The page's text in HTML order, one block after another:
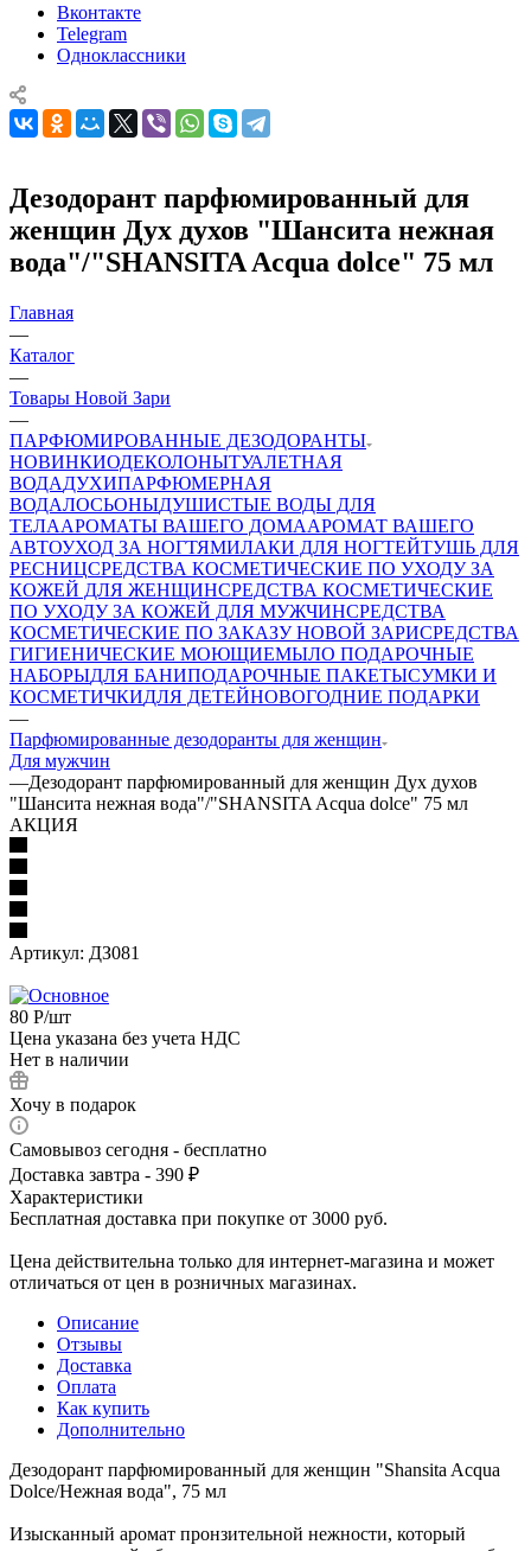
Вконтакте
Telegram
Одноклассники
Дезодорант парфюмированный для
женщин Дух духов "Шансита нежная
вода"/"SHANSITA Acqua dolce" 75 мл
Главная
—
Каталог
—
Товары Новой Зари
—
ПАРФЮМИРОВАННЫЕ ДЕЗОДОРАНТЫ
НОВИНКИОДЕКОЛОНЫТУАЛЕТНАЯ
ВОДАДУХИПАРФЮМЕРНАЯ
ВОДАЛОСЬОНЫДУШИСТЫЕ ВОДЫ ДЛЯ
ТЕЛААРОМАТЫ ВАШЕГО ДОМААРОМАТ ВАШЕГО
АВТОУХОД ЗА НОГТЯМИЛАКИ ДЛЯ НОГТЕЙТУШЬ ДЛЯ
РЕСНИЦСРЕДСТВА КОСМЕТИЧЕСКИЕ ПО УХОДУ ЗА
КОЖЕЙ ДЛЯ ЖЕНЩИНСРЕДСТВА КОСМЕТИЧЕСКИЕ
ПО УХОДУ ЗА КОЖЕЙ ДЛЯ МУЖЧИНСРЕДСТВА
КОСМЕТИЧЕСКИЕ ПО ЗАКАЗУ НОВОЙ ЗАРИСРЕДСТВА
ГИГИЕНИЧЕСКИЕ МОЮЩИЕМЫЛО ПОДАРОЧНЫЕ
НАБОРЫДЛЯ БАНИПОДАРОЧНЫЕ ПАКЕТЫСУМКИ И
КОСМЕТИЧКИДЛЯ ДЕТЕЙНОВОГОДНИЕ ПОДАРКИ
—
Парфюмированные дезодоранты для женщин
Для мужчин
—Дезодорант парфюмированный для женщин Дух духов
"Шансита нежная вода"/"SHANSITA Acqua dolce" 75 мл
АКЦИЯ
Артикул: ДЗ081
80 Р/шт
Цена указана без учета НДС
Нет в наличии
Хочу в подарок
Самовывоз сегодня - бесплатно
Доставка завтра - 390 ₽
Характеристики
Бесплатная доставка при покупке от 3000 руб.
Цена действительна только для интернет-магазина и может
отличаться от цен в розничных магазинах.
Описание
Отзывы
Доставка
Оплата
Как купить
Дополнительно
Дезодорант парфюмированный для женщин "Shansita Acqua
Dolce/Нежная вода", 75 мл
Изысканный аромат пронзительной нежности, который